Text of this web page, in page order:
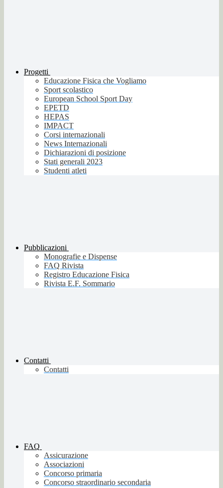
Progetti
Educazione Fisica che Vogliamo
Sport scolastico
European School Sport Day
EPETD
HEPAS
IMPACT
Corsi internazionali
News Internazionali
Dichiarazioni di posizione
Stati generali 2023
Studenti atleti
Pubblicazioni
Monografie e Dispense
FAQ Rivista
Registro Educazione Fisica
Rivista E.F. Sommario
Contatti
Contatti
FAQ
Assicurazione
Associazioni
Concorso primaria
Concorso straordinario secondaria